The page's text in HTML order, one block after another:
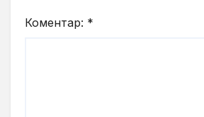
Коментар: *